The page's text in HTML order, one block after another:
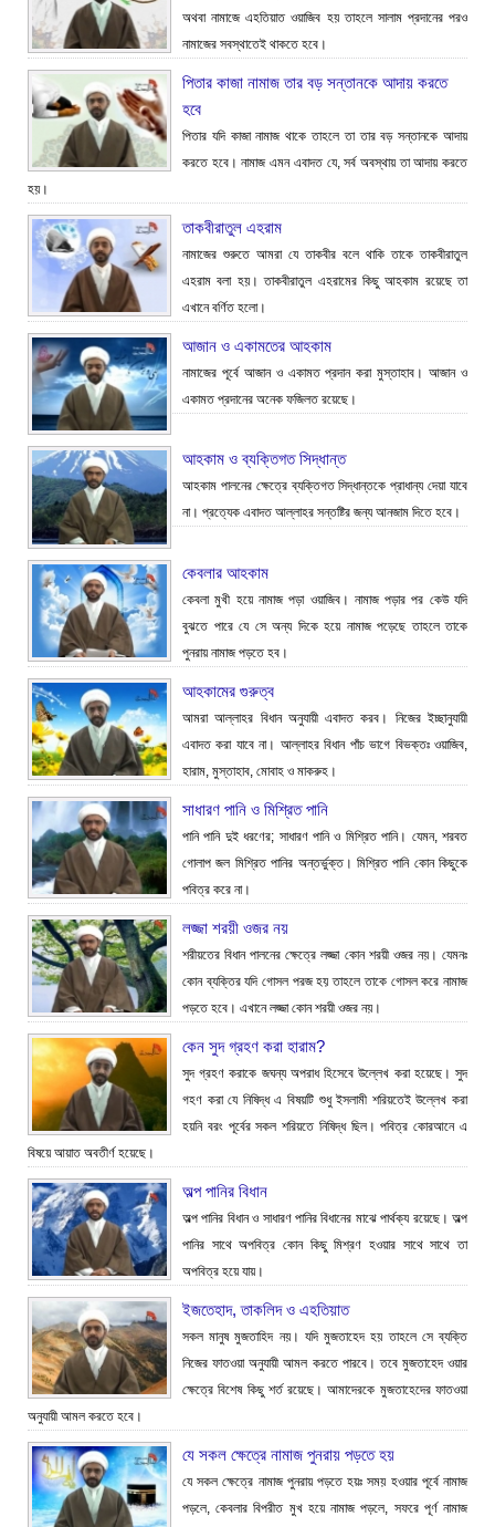
অথবা নামাজে এহতিয়াত ওয়াজিব হয় তাহলে সালাম প্রদানের পরও
নামাজের সবস্থাতেই থাকতে হবে।
পিতার কাজা নামাজ তার বড় সন্তানকে আদায় করতে
হবে
পিতার যদি কাজা নামাজ থাকে তাহলে তা তার বড় সন্তানকে আদায়
করতে হবে। নামাজ এমন এবাদত যে, সর্ব অবস্থায় তা আদায় করতে
হয়।
তাকবীরাতুল এহরাম
নামাজের শুরুতে আমরা যে তাকবীর বলে থাকি তাকে তাকবীরাতুল
এহরাম বলা হয়। তাকবীরাতুল এহরামের কিছু আহকাম রয়েছে তা
এখানে বর্ণিত হলো।
আজান ও একামতের আহকাম
নামাজের পূর্বে আজান ও একামত প্রদান করা মুস্তাহাব। আজান ও
একামত প্রদানের অনেক ফজিলত রয়েছে।
আহকাম ও ব্যক্তিগত সিদ্ধান্ত
আহকাম পালনের ক্ষেত্রে ব্যক্তিগত সিদ্ধান্তকে প্রাধান্য দেয়া যাবে
না। প্রত্যেক এবাদত আল্লাহর সন্তষ্টির জন্য আনজাম দিতে হবে।
কেবলার আহকাম
কেবলা মুখী হয়ে নামাজ পড়া ওয়াজিব। নামাজ পড়ার পর কেউ যদি
বুঝতে পারে যে সে অন্য দিকে হয়ে নামাজ পড়েছে তাহলে তাকে
পুনরায় নামাজ পড়তে হব।
আহকামের গুরুত্ব
আমরা আল্লাহর বিধান অনুযায়ী এবাদত করব। নিজের ইচ্ছানুযায়ী
এবাদত করা যাবে না। আল্লাহর বিধান পাঁচ ভাগে বিভক্তঃ ওয়াজিব,
হারাম, মুস্তাহাব, মোবাহ ও মাকরুহ।
সাধারণ পানি ও মিশ্রিত পানি
পানি পানি দুই ধরণের; সাধারণ পানি ও মিশ্রিত পানি। যেমন, শরবত
গোলাপ জল মিশ্রিত পানির অন্তর্ভুক্ত। মিশ্রিত পানি কোন কিছুকে
পবিত্র করে না।
লজ্জা শরয়ী ওজর নয়
শরীয়তের বিধান পালনের ক্ষেত্রে লজ্জা কোন শরয়ী ওজর নয়। যেমনঃ
কোন ব্যক্তির যদি গোসল পরজ হয় তাহলে তাকে গোসল করে নামাজ
পড়তে হবে। এখানে লজ্জা কোন শরয়ী ওজর নয়।
কেন সুদ গ্রহণ করা হারাম?
সুদ গ্রহণ করাকে জঘন্য অপরাধ হিসেবে উল্লেখ করা হয়েছে। সুদ
গহণ করা যে নিষিদ্ধ এ বিষয়টি শুধু ইসলামী শরিয়তেই উল্লেখ করা
হয়নি বরং পূর্বের সকল শরিয়তে নিষিদ্ধ ছিল। পবিত্র কোরআনে এ
বিষয়ে আয়াত অবতীর্ণ হয়েছে।
অল্প পানির বিধান
অল্প পানির বিধান ও সাধারণ পানির বিধানের মাঝে পার্থক্য রয়েছে। অল্প
পানির সাথে অপবিত্র কোন কিছু মিশ্রণ হওয়ার সাথে সাথে তা
অপবিত্র হয়ে যায়।
ইজতেহাদ, তাকলিদ ও এহতিয়াত
সকল মানুষ মুজতাহিদ নয়। যদি মুজতাহেদ হয় তাহলে সে ব্যক্তি
নিজের ফাতওয়া অনুযায়ী আমল করতে পারবে। তবে মুজতাহেদ ওয়ার
ক্ষেত্রে বিশেষ কিছু শর্ত রয়েছে। আমাদেরকে মুজতাহেদের ফাতওয়া
অনুযায়ী আমল করতে হবে।
যে সকল ক্ষেত্রে নামাজ পুনরায় পড়তে হয়
যে সকল ক্ষেত্রে নামাজ পুনরায় পড়তে হয়ঃ সময় হওয়ার পূর্বে নামাজ
পড়লে, কেবলার বিপরীত মুখ হয়ে নামাজ পড়লে, সফরে পূর্ণ নামাজ